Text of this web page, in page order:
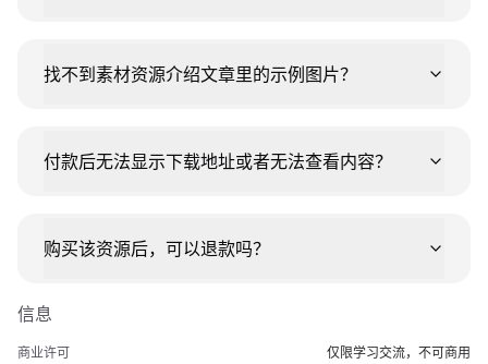
找不到素材资源介绍文章里的示例图片？
付款后无法显示下载地址或者无法查看内容？
购买该资源后，可以退款吗？
信息
商业许可 仅限学习交流，不可商用